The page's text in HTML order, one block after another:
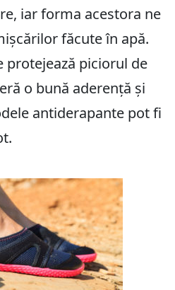
iar forma acestora ne
făcute în apă.
protejează piciorul de
o bună aderență și
antiderapante pot fi